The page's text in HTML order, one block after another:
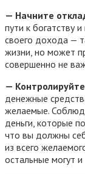
— Начните
пути к богатству
своего дохода —
жизни, но может
совершенно не
—
денежные
желаемые.
деньги, которые
что вы должны
из всего
остальные могут